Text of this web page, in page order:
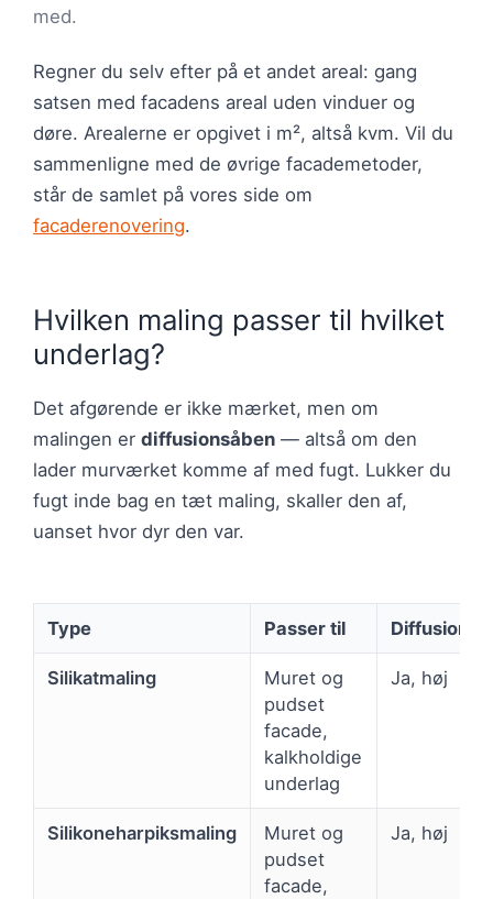
med.
Regner du selv efter på et andet areal: gang
satsen med facadens areal uden vinduer og
døre. Arealerne er opgivet i m², altså kvm. Vil du
sammenligne med de øvrige facademetoder,
står de samlet på vores side om
facaderenovering.
Hvilken maling passer til hvilket
underlag?
Det afgørende er ikke mærket, men om
malingen er diffusionsåben — altså om den
lader murværket komme af med fugt. Lukker du
fugt inde bag en tæt maling, skaller den af,
uanset hvor dyr den var.
Type Passer til
Silikatmaling
Muret og
pudset
facade,
kalkholdige
underlag
Ja, høj
Silikoneharpiksmaling
Muret og
pudset
facade,
Ja, høj